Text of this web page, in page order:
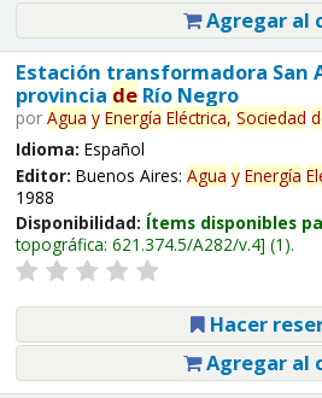
Agregar al
Estación transformadora San
provincia deRío Negro
por Agua y Energía Eléctrica, Sociedad
Idioma: Español
Editor: Buenos Aires: Agua y Energía
1988
Disponibilidad: Ítems disponibles
topográfica: 621.374.5/A282/v.4 (1).
Hacer
Agregar al